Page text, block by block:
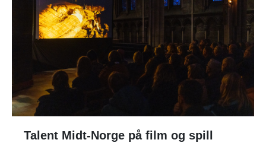
Talent Midt-Norge på film og spill